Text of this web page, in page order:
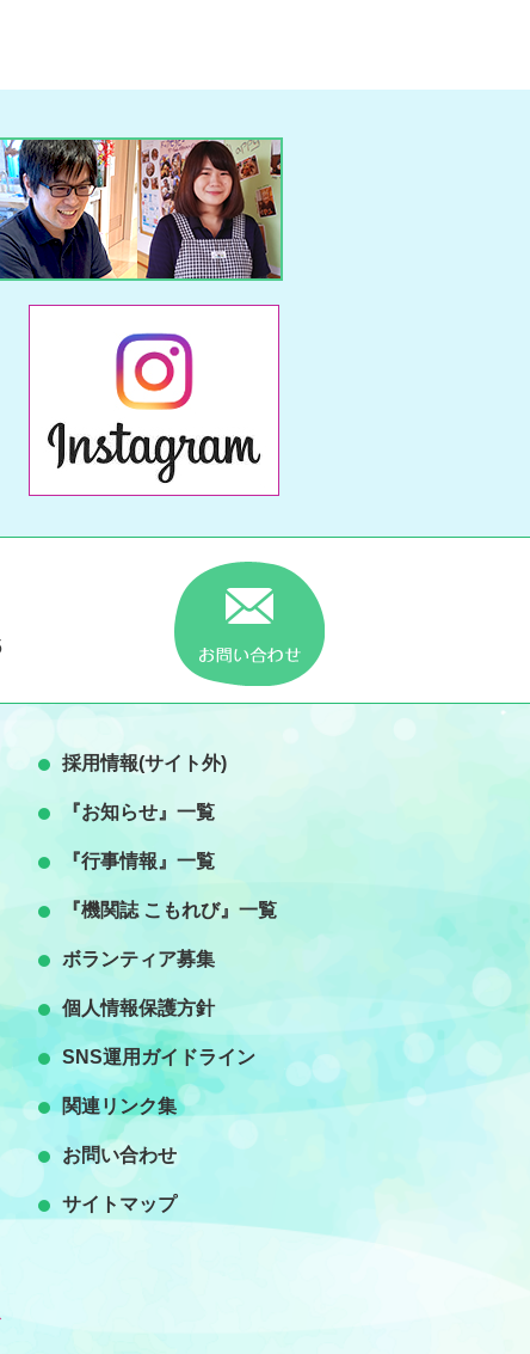
採用情報(サイト外)
『お知らせ』一覧
『行事情報』一覧
『機関誌 こもれび』一覧
ボランティア募集
個人情報保護方針
SNS運用ガイドライン
関連リンク集
お問い合わせ
サイトマップ